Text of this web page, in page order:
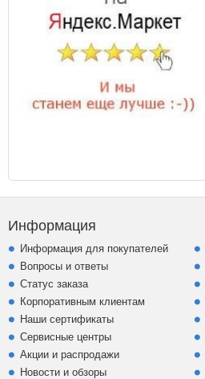
Информация
Информация для покупателей
Вопросы и ответы
Статус заказа
Корпоративным клиентам
Наши сертификаты
Сервисные центры
Акции и распродажи
Новости и обзоры